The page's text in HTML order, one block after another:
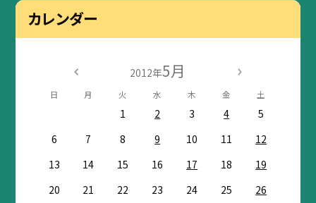
カレンダー
2012年5月
日 月 火 水 木 金 土
1 2 3 4
5
6
7 8 9 10 11
12
13
14 15 16 17 18
19
20
21 22 23 24 25
26